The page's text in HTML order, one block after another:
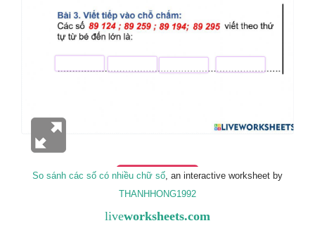
So sánh các số có nhiều chữ số, an interactive worksheet by
THANHHONG1992
liveworksheets.com